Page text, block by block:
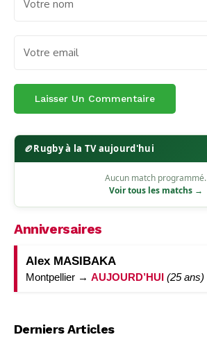
🏉Rugby à la TV aujourd'hui
Aucun match programmé.
Voir tous les matchs →
Anniversaires
Alex MASIBAKA
Montpellier → AUJOURD’HUI (25 ans)
Derniers Articles